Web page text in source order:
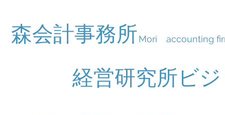
森会計事務所Mori accounting
経営研究所ビ